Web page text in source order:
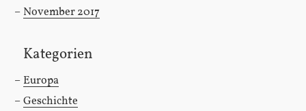
November 2017
Kategorien
Europa
Geschichte